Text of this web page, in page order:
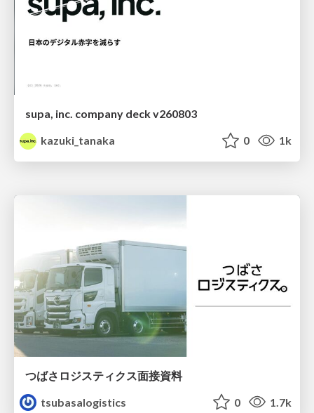
supa, inc. company deck v260803
kazuki_tanaka
0 1k
つばさロジスティクス面接資料
tsubasalogistics
0 1.7k